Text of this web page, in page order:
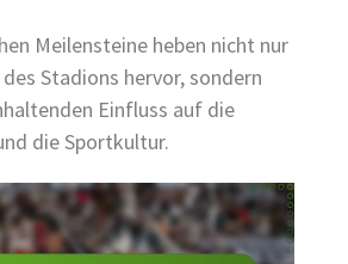
Meilensteine heben nicht nur
Stadions hervor, sondern
Einfluss auf die
die Sportkultur.